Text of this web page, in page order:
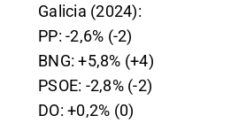
Galicia (2024):
PP: -2,6% (-2)
BNG: +5,8% (+4)
PSOE: -2,8% (-2)
DO: +0,2% (0)